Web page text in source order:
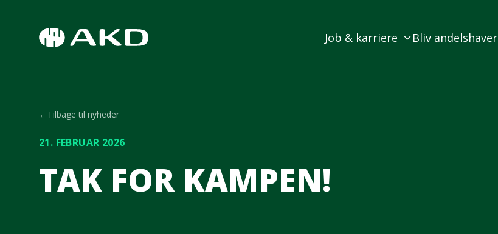
Job & karriere Bliv andelshaver
←Tilbage til nyheder
21. FEBRUAR 2026
TAK FOR KAMPEN!